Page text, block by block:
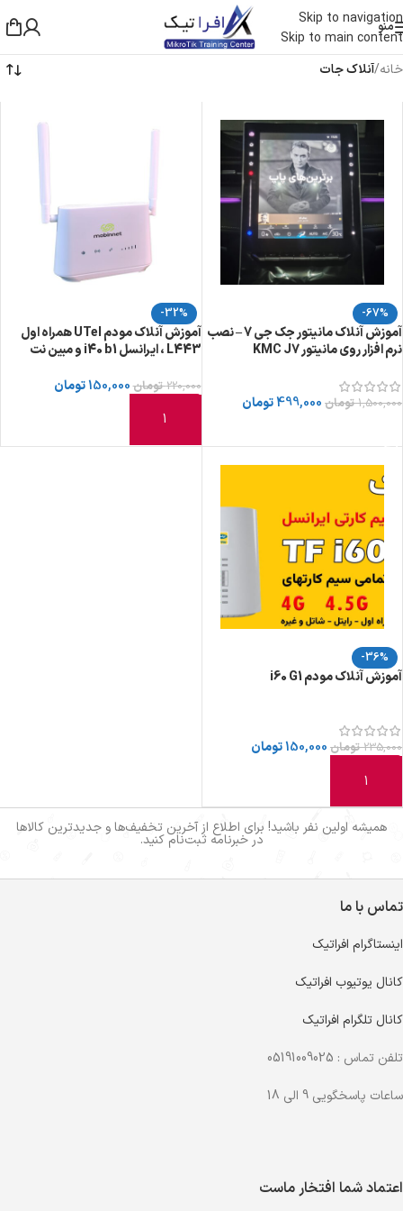
Skip to navigation
Skip to main content
منو
خانه/آنلاک جات
-67%
آموزش آنلاک مانیتور جک جی 7 – نصب
نرم افزار روی مانیتور KMC J7
1,500,000 تومان 499,000تومان
-32%
آموزش آنلاک مودم UTel همراه اول
L443 ، ایرانسل i40 b1 و مبین نت
220,000 تومان150,000تومان
افزودن به سبد خرید
-36%
آموزش آنلاک مودم i60 G1
235,000 تومان 150,000تومان
افزودن به سبد خرید
همیشه اولین نفر باشید! برای اطلاع از آخرین تخفیف‌ها و جدیدترین کالاها
در خبرنامه ثبت‌نام کنید.
تماس با ما
اینستاگرام افراتیک
کانال یوتیوب افراتیک
کانال تلگرام افراتیک
تلفن تماس : 05191009025
ساعات پاسخگویی 9 الی 18
اعتماد شما افتخار ماست